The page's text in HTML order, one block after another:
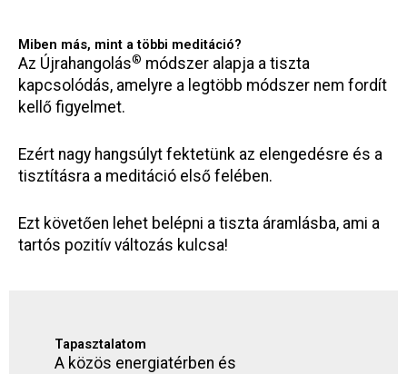
Miben más, mint a többi meditáció?
Az Újrahangolás® módszer alapja a tiszta
kapcsolódás, amelyre a legtöbb módszer nem fordít
kellő figyelmet.
Ezért nagy hangsúlyt fektetünk az elengedésre és a
tisztításra a meditáció első felében.
Ezt követően lehet belépni a tiszta áramlásba, ami a
tartós pozitív változás kulcsa!
Tapasztalatom
A közös energiatérben és